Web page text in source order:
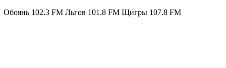
FM Льгов 101.8 FM Щигры 107.8 FM